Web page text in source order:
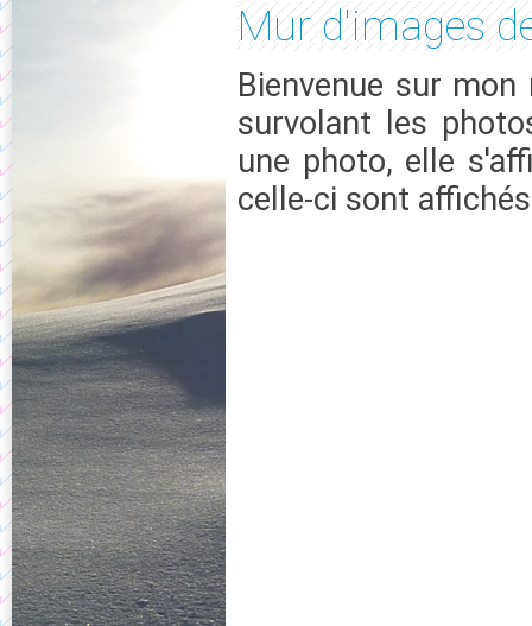
Mur d'images
Bienvenue sur
survolant les
une photo, elle
celle-ci sont